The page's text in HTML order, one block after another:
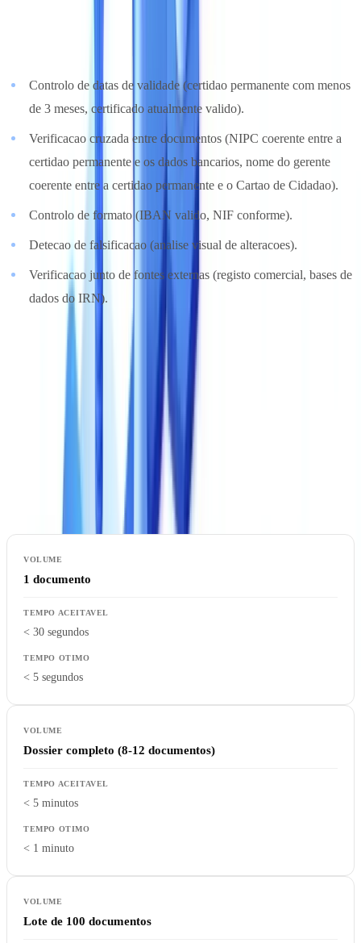
Controlo de datas de validade (certidao permanente com menos
de 3 meses, certificado atualmente valido).
Verificacao cruzada entre documentos (NIPC coerente entre a
certidao permanente e os dados bancarios, nome do gerente
coerente entre a certidao permanente e o Cartao de Cidadao).
Controlo de formato (IBAN valido, NIF conforme).
Detecao de falsificacao (analise visual de alteracoes).
Verificacao junto de fontes externas (registo comercial, bases de
dados do IRN).
As solucoes mais avancadas oferecem regras de conformidade
configuraveis: o utilizador define os controlos especificos da sua
politica de aceitacao e a plataforma aplica-os automaticamente.
4. Velocidade de Processamento
A velocidade tem impacto direto na experiencia do utilizador e na
1 documento
< 30 segundos
< 5 segundos
Dossier completo (8-12 documentos)
< 5 minutos
< 1 minuto
Lote de 100 documentos